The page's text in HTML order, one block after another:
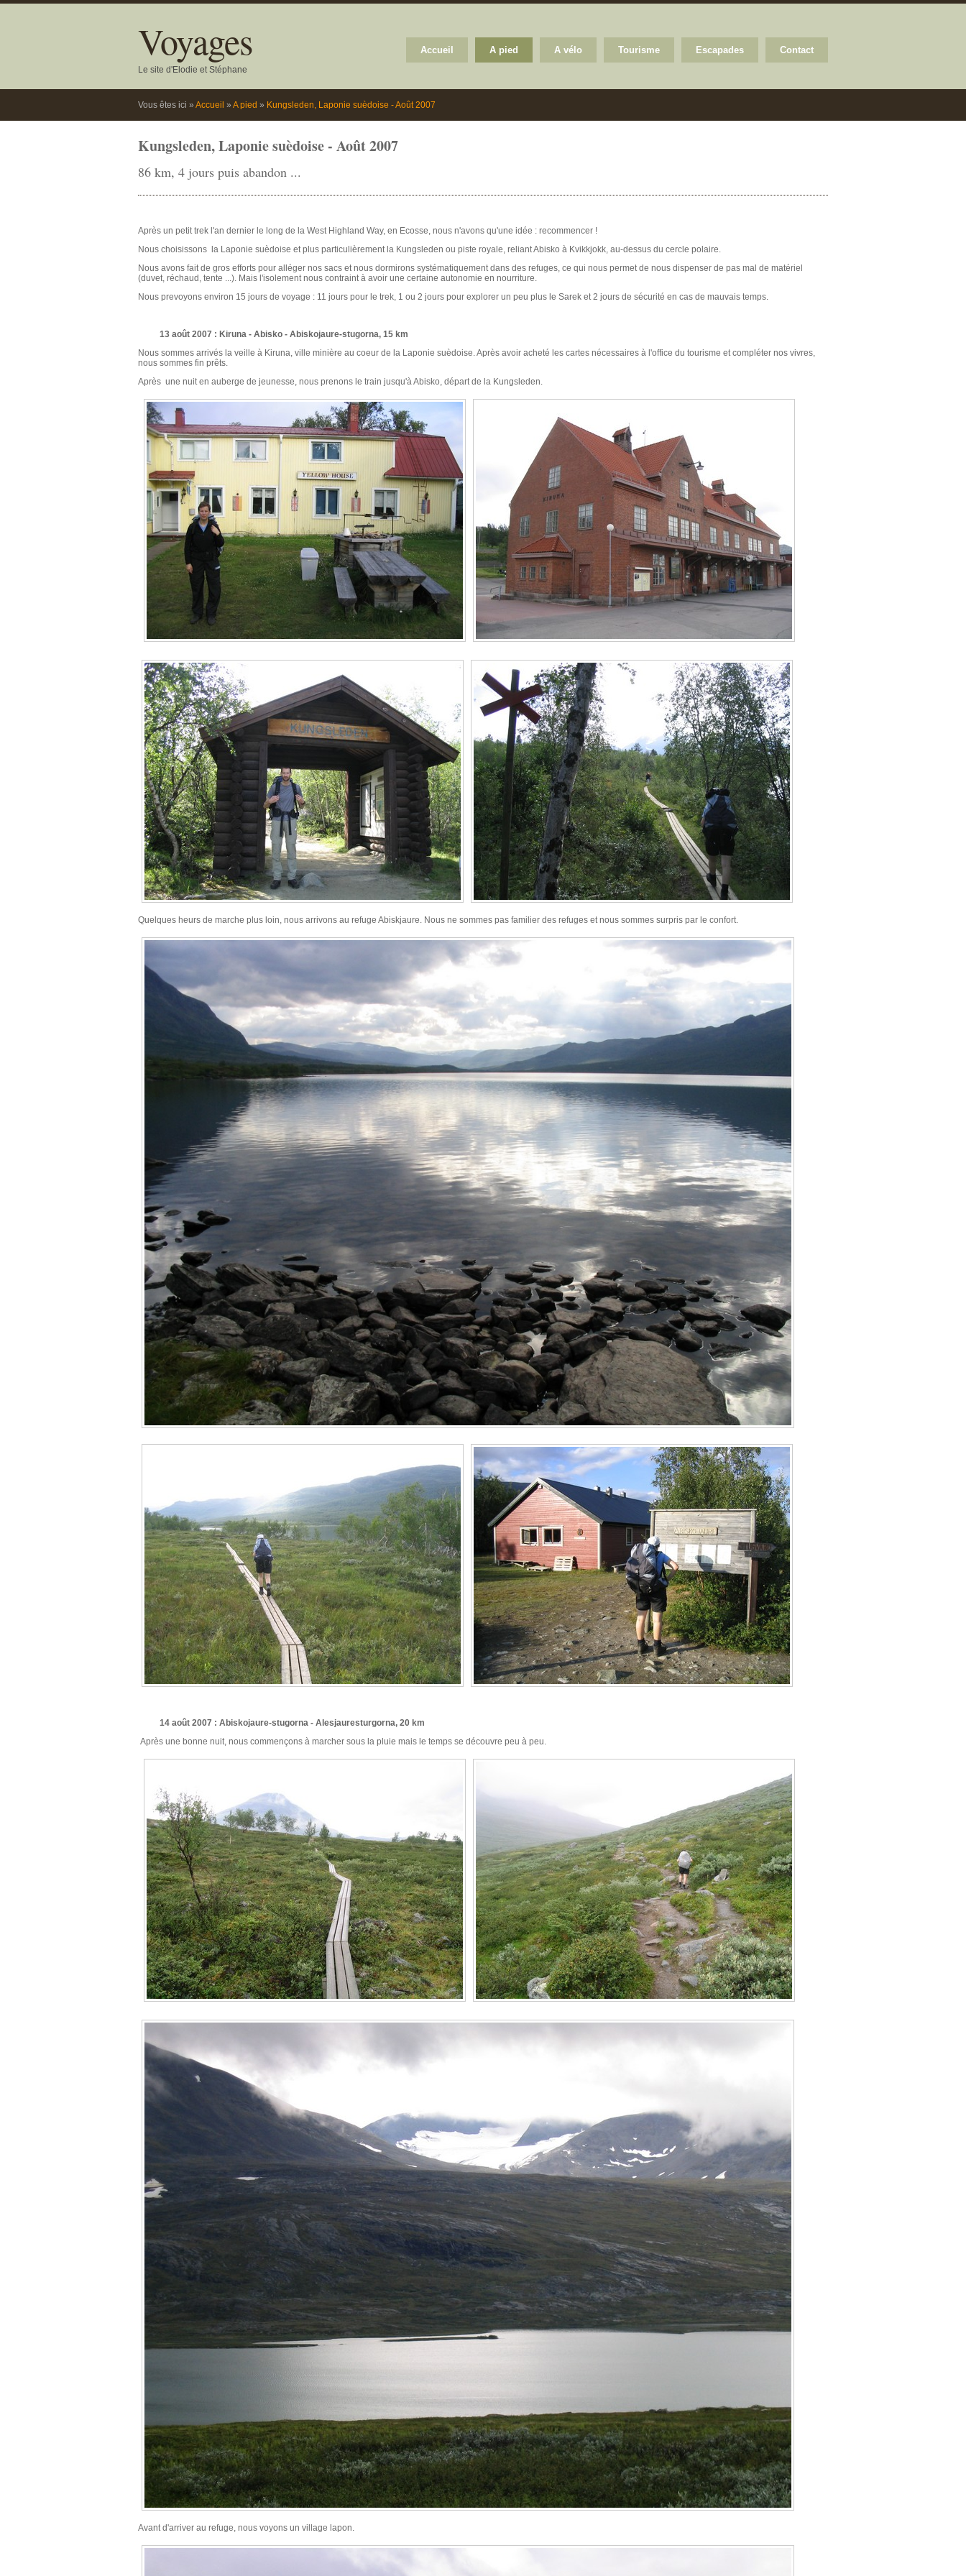
Voyages
Le site d'Elodie et Stéphane
Contact
Escapades
Tourisme
A vélo
A pied
Accueil
Vous êtes ici » Accueil » A pied » Kungsleden, Laponie suèdoise - Août 2007
Kungsleden, Laponie suèdoise - Août 2007
86 km, 4 jours puis abandon ...
Après un petit trek l'an dernier le long de la West Highland Way, en Ecosse, nous n'avons qu'une idée : recommencer !
Nous choisissons la Laponie suèdoise et plus particulièrement la Kungsleden ou piste royale, reliant Abisko à Kvikkjokk, au-dessus du cercle polaire.
Nous avons fait de gros efforts pour alléger nos sacs et nous dormirons systématiquement dans des refuges, ce qui nous permet de nous dispenser de pas mal de matériel
(duvet, réchaud, tente ...). Mais l'isolement nous contraint à avoir une certaine autonomie en nourriture.
Nous prevoyons environ 15 jours de voyage : 11 jours pour le trek, 1 ou 2 jours pour explorer un peu plus le Sarek et 2 jours de sécurité en cas de mauvais temps.
13 août 2007 : Kiruna - Abisko - Abiskojaure-stugorna, 15 km
Nous sommes arrivés la veille à Kiruna, ville minière au coeur de la Laponie suèdoise. Après avoir acheté les cartes nécessaires à l'office du tourisme et compléter nos vivres,
nous sommes fin prêts.
Après une nuit en auberge de jeunesse, nous prenons le train jusqu'à Abisko, départ de la Kungsleden.
Quelques heurs de marche plus loin, nous arrivons au refuge Abiskjaure. Nous ne sommes pas familier des refuges et nous sommes surpris par le confort.
14 août 2007 : Abiskojaure-stugorna - Alesjauresturgorna, 20 km
Après une bonne nuit, nous commençons à marcher sous la pluie mais le temps se découvre peu à peu.
Avant d'arriver au refuge, nous voyons un village lapon.